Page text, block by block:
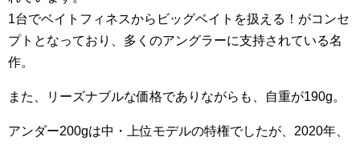
1台でベイトフィネスからビッグベイトを扱える！がコンセ
プトとなっており、多くのアングラーに支持されている名
作。
また、リーズナブルな価格でありながらも、自重が190g。
アンダー200gは中・上位モデルの特権でしたが、2020年、